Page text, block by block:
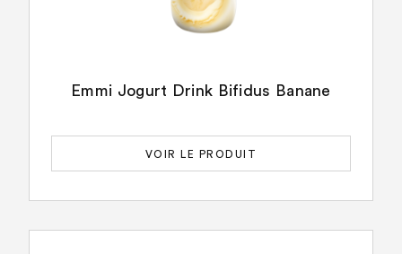
Emmi Jogurt Drink Bifidus Banane
VOIR LE PRODUIT